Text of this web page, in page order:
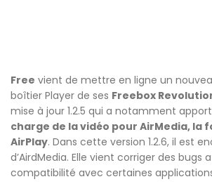
Free vient de mettre en ligne un
boîtier Player de ses Freebox
mise à jour 1.2.5 qui a notamment
charge de la vidéo pour AirMedia, la
AirPlay. Dans cette version 1.2.6, il est
d’AirdMedia. Elle vient corriger des bugs
compatibilité avec certaines